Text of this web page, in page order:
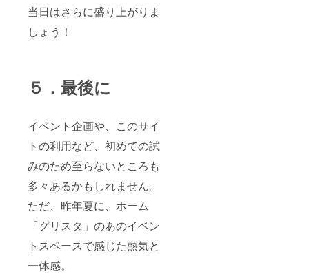
当日はさらに盛り上がりま
しょう！
５．最後に
イベント企画や、このサイ
トの利用など、初めての試
みのため至らないところも
多々あるかもしれません。
ただ、昨年夏に、ホーム
「グリスタ」のあのイベン
トスペースで感じた熱気と
一体感。